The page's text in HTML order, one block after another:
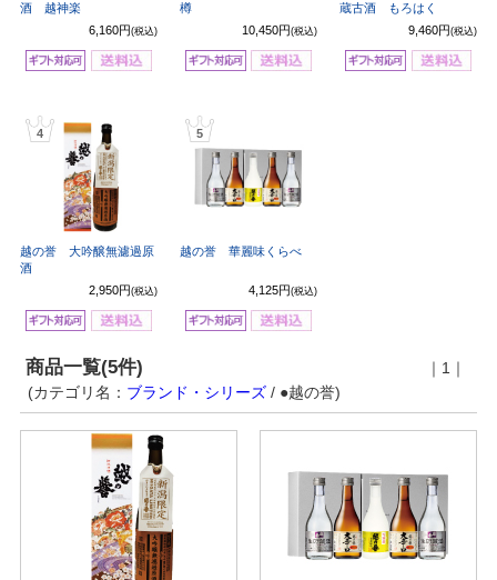
酒 越神楽
6,160円 (税込)
樽
10,450円 (税込)
蔵古酒 もろはく
9,460円(税込)
4
越の誉 大吟醸無濾過原
酒
2,950円 (税込)
5
越の誉 華麗味くらべ
4,125円 (税込)
商品一覧(5件)
｜1｜
(カテゴリ名： ブランド・シリーズ/ ●越の誉)